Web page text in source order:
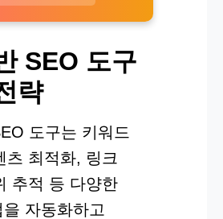
SEO 도구
략
도구는 키워드
츠 최적화, 링크
추적 등 다양한
자동화하고